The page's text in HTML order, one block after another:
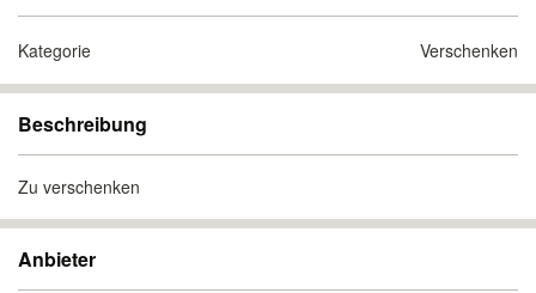
Kategorie Verschenken
Beschreibung
Zu verschenken
Anbieter